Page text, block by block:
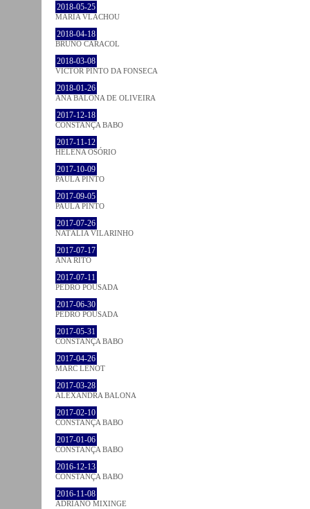
2018-05-25
MARIA VLACHOU
2018-04-18
BRUNO CARACOL
2018-03-08
VICTOR PINTO DA FONSECA
2018-01-26
ANA BALONA DE OLIVEIRA
2017-12-18
CONSTANÇA BABO
2017-11-12
HELENA OSÓRIO
2017-10-09
PAULA PINTO
2017-09-05
PAULA PINTO
2017-07-26
NATÁLIA VILARINHO
2017-07-17
ANA RITO
2017-07-11
PEDRO POUSADA
2017-06-30
PEDRO POUSADA
2017-05-31
CONSTANÇA BABO
2017-04-26
MARC LENOT
2017-03-28
ALEXANDRA BALONA
2017-02-10
CONSTANÇA BABO
2017-01-06
CONSTANÇA BABO
2016-12-13
CONSTANÇA BABO
2016-11-08
ADRIANO MIXINGE